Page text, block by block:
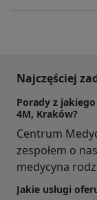
Najczęściej
Porady z
4M, Kraków?
Centrum
zespołem o
medycyna
Jakie usługi